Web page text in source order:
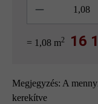
= 1,08 m2 16
Megjegyzés: A
kerekítve